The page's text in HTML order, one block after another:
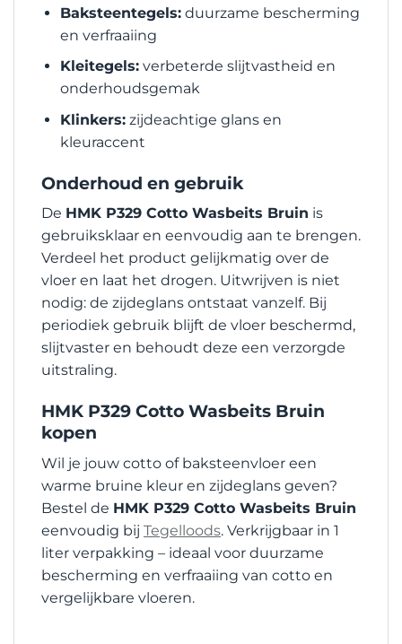
Baksteentegels:duurzame bescherming
en verfraaiing
Kleitegels:verbeterde slijtvastheid en
onderhoudsgemak
Klinkers:zijdeachtige glans en
kleuraccent
Onderhoud en gebruik
De HMK P329 Cotto Wasbeits Bruin is
gebruiksklaar en eenvoudig aan te brengen.
Verdeel het product gelijkmatig over de
vloer en laat het drogen. Uitwrijven is niet
nodig: de zijdeglans ontstaat vanzelf. Bij
periodiek gebruik blijft de vloer beschermd,
slijtvaster en behoudt deze een verzorgde
uitstraling.
HMK P329 Cotto Wasbeits Bruin
kopen
Wil je jouw cotto of baksteenvloer een
warme bruine kleur en zijdeglans geven?
Bestel de HMK P329 Cotto Wasbeits Bruin
eenvoudig bij Tegelloods. Verkrijgbaar in 1
liter verpakking – ideaal voor duurzame
bescherming en verfraaiing van cotto en
vergelijkbare vloeren.